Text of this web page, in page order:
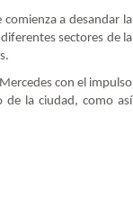
a desandar la
sectores de la
con el impulso
de la ciudad, como así